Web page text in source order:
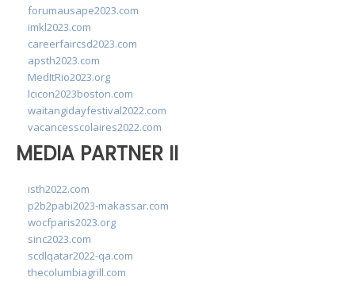
forumausape2023.com
imkl2023.com
careerfaircsd2023.com
apsth2023.com
MedItRio2023.org
lcicon2023boston.com
waitangidayfestival2022.com
vacancesscolaires2022.com
MEDIA PARTNER II
isth2022.com
p2b2pabi2023-makassar.com
wocfparis2023.org
sinc2023.com
scdlqatar2022-qa.com
thecolumbiagrill.com